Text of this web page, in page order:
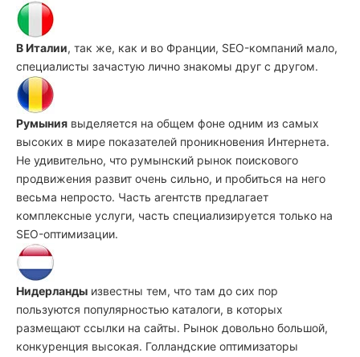
В Италии, так же, как и во Франции, SEO-компаний мало,
специалисты зачастую лично знакомы друг с другом.
Румыния выделяется на общем фоне одним из самых
высоких в мире показателей проникновения Интернета.
Не удивительно, что румынский рынок поискового
продвижения развит очень сильно, и пробиться на него
весьма непросто. Часть агентств предлагает
комплексные услуги, часть специализируется только на
SEO-оптимизации.
Нидерланды известны тем, что там до сих пор
пользуются популярностью каталоги, в которых
размещают ссылки на сайты. Рынок довольно большой,
конкуренция высокая. Голландские оптимизаторы